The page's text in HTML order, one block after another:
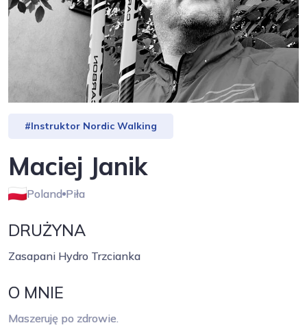
#Instruktor Nordic Walking
Maciej Janik
Poland Piła
DRUŻYNA
Zasapani Hydro Trzcianka
O MNIE
Maszeruję po zdrowie.